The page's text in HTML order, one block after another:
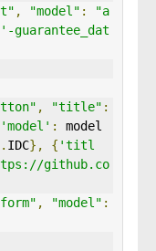
, "model" :
"a
'-guarantee_dat
, "title" :
'model' :
model
. IDC}, { 'titl
github.co
, "model" :